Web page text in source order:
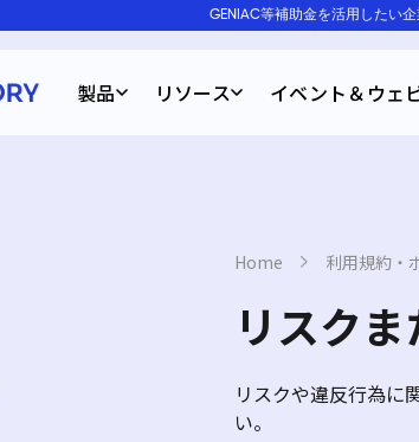
GENIAC等補助金を活用したい
製品 リソース イベント＆ウェ
Home 利用規約・
リスク
リスクや違反行為に
い。